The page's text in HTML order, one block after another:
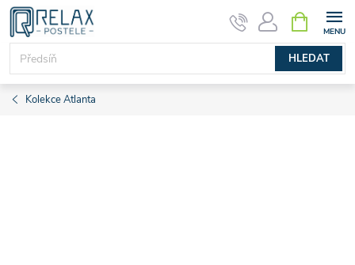
Přejít
obsah
HLEDAT
NÁKUPNÍ
KOŠÍK
Kolekce Atlanta